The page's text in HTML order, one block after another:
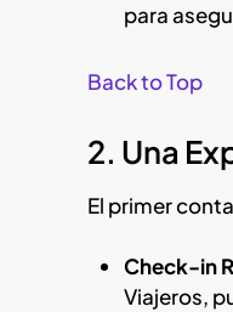
para
Back to Top
2. Una
El primer
Check-in
Viajeros,